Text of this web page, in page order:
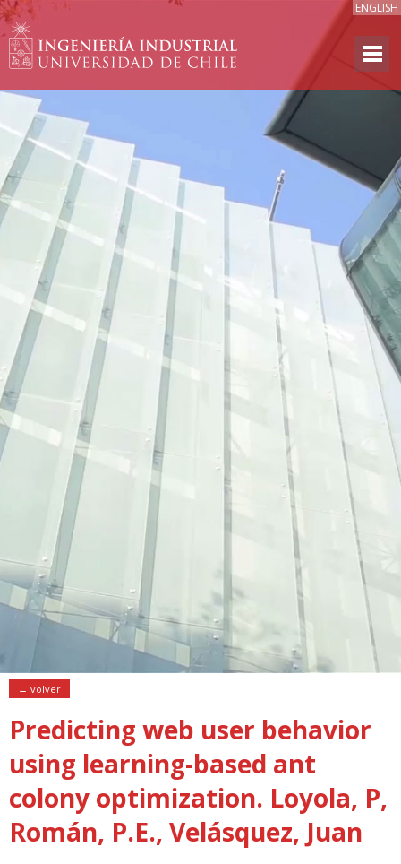
ENGLISH
← volver
Predicting web user behavior
using learning-based ant
colony optimization. Loyola, P,
Román, P.E., Velásquez, Juan